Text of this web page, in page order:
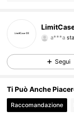
4.20
12
4.20 12
4.20 12
Segui
Ti Può Anche
Raccomandazione